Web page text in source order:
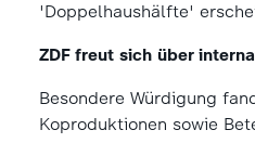
'Doppelhaushälfte'
ZDF freut sich über
Besondere Würdigung
Koproduktionen sowie